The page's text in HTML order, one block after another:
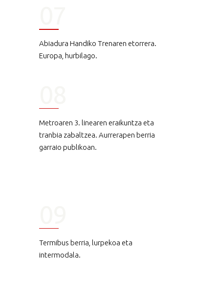
Abiadura Handiko Trenaren etorrera.
Europa, hurbilago.
Metroaren 3. linearen eraikuntza eta
tranbia zabaltzea. Aurrerapen berria
garraio publikoan.
Termibus berria, lurpekoa eta
intermodala.